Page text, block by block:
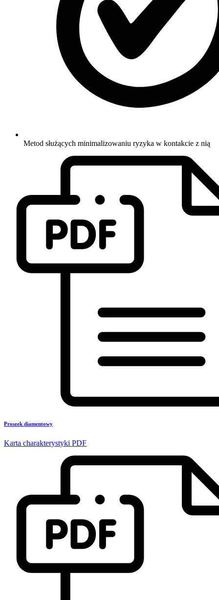
Metod służących minimalizowaniu ryzyka w kontakcie z nią
Proszek diamentowy
Karta charakterystyki PDF